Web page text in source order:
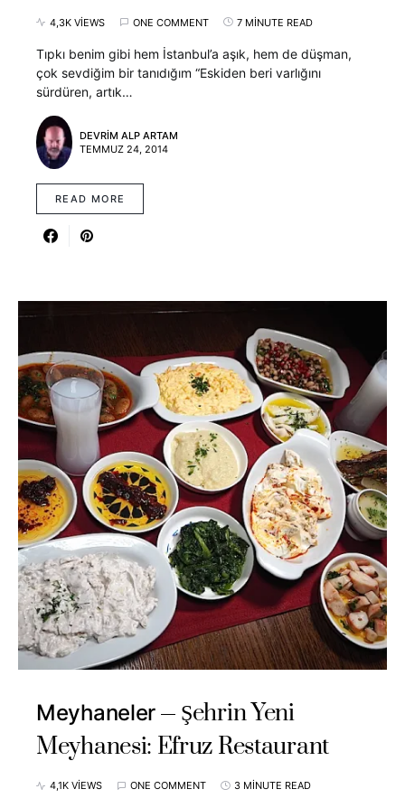
4,3K VIEWS ONE COMMENT 7 MINUTE READ
Tıpkı benim gibi hem İstanbul’a aşık, hem de düşman,
çok sevdiğim bir tanıdığım “Eskiden beri varlığını
sürdüren, artık…
DEVRIM ALP ARTAM
TEMMUZ 24, 2014
READ MORE
Meyhaneler
Şehrin Yeni
Meyhanesi: Efruz Restaurant
4,1K VIEWS ONE COMMENT 3 MINUTE READ